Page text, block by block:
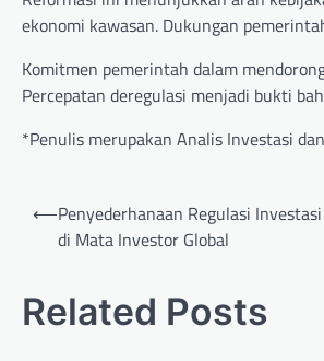
ekonomi kawasan. Dukungan
Komitmen pemerintah dalam
Percepatan deregulasi menjadi bukti
*Penulis merupakan Analis Investasi
Post
navigation
⟵Penyederhanaan Regulasi
di Mata Investor Global
Related Posts